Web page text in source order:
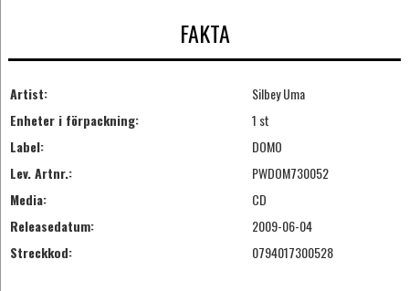
FAKTA
Artist:
Silbey Uma
Enheter i förpackning:
1 st
Label:
DOMO
Lev. Artnr.:
PWDOM730052
Media:
CD
Releasedatum:
2009-06-04
Streckkod:
0794017300528